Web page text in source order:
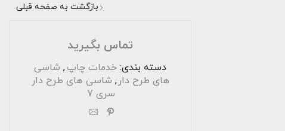
بازگشت به صفحه قبلی
تماس بگیرید
دسته بندی: خدمات چاپ, شاسی
های طرح دار , شاسی های طرح دار
سری 7